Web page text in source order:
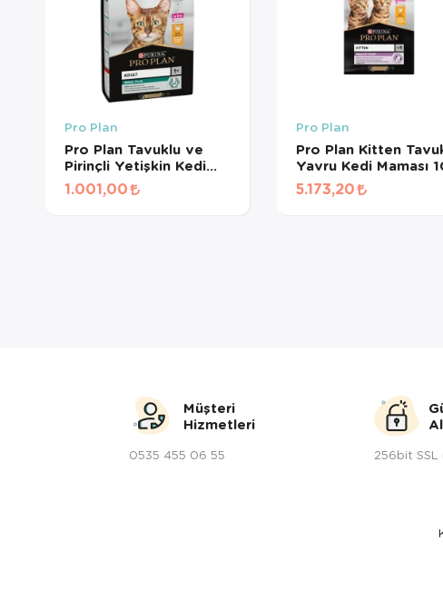
Pro Plan
Pro Plan Tavuklu ve
Pirinçli Yetişkin Kedi
Maması 1,5 Kg
1.001,00
Pro Plan
Pro Plan Kitten
Yavru Kedi Maması
Kg
5.173,20
Müşteri
Hizmetleri
0535 455 06 55 256bit